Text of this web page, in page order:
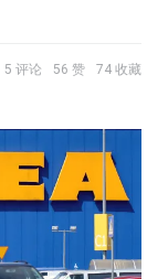
5 评论 56 赞 74 收藏